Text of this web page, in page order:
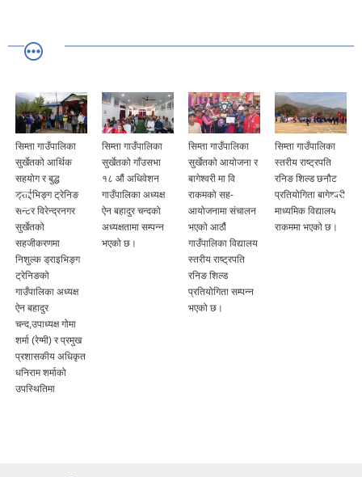
ट्रेनिङ
अध्यक्ष
गोमा
र प्रमुख
अधिकृत
सिम्ता गाउँपालिका
सुर्खेतको गाँउसभा
१८ औं अधिवेशन
गाउँपालिका अध्यक्ष
ऐन बहादुर चन्दको
अध्यक्षतामा सम्पन्न
भएको छ।
सिम्ता गाउँपालिका
सुर्खेतको आयोजना र
बागेश्वरी मा वि
राकमको सह-
आयोजनामा संचालन
भएको आठौं
गाउँपालिका विद्यालय
स्तरीय राष्ट्रपति
प्रतियोगिता सम्पन्न
सिम्ता गाउँपालिका
स्तरीय राष्ट्रपति
रनिङ शिल्ड छनौट
प्रतियोगिता बागेश्वरी
माध्यमिक विद्यालय
राकममा भएको छ।
सिम्ता
सुर्खेतको
नेपाल रेडक्रस
सोसाइटी
आँखा
आयोजनामा